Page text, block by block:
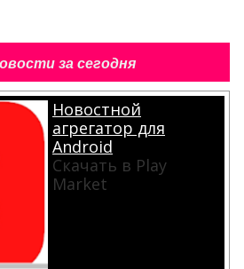
за сегодня
Новостной
агрегатор для
Android
Скачать в Play
Market